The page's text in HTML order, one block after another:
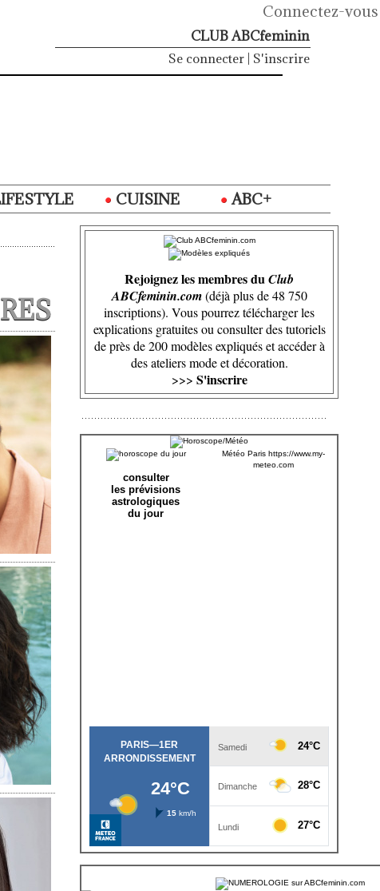
Connectez-vous
CLUB ABCfeminin
Se connecter S'inscrire
CUISINE
ABC+
Rejoignez les membres duClub
ABCfeminin.com(déjà plus de 48 750
inscriptions). Vous pourrez télécharger les
explications gratuites ou consulter des tutoriels
de près de 200 modèles expliqués et accéder à
des ateliers mode et décoration.
>>> S'inscrire
consulter
les prévisions
astrologiques
du jour
Météo Paris https://www.my-
meteo.com